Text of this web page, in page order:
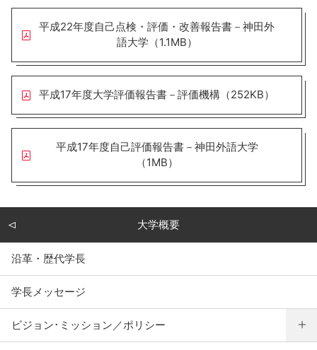
平成22年度自己点検・評価・改善報告書－神田外
語大学（1.1MB）
平成17年度大学評価報告書－評価機構（252KB）
平成17年度自己評価報告書－神田外語大学
（1MB）
大学概要
沿革・歴代学長
学長メッセージ
ビジョン･ミッション／ポリシー